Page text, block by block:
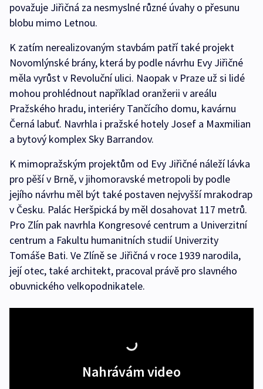
považuje Jiřičná za nesmyslné různé úvahy o přesunu
blobu mimo Letnou.
K zatím nerealizovaným stavbám patří také projekt
Novomlýnské brány, která by podle návrhu Evy Jiřičné
měla vyrůst v Revoluční ulici. Naopak v Praze už si lidé
mohou prohlédnout například oranžerii v areálu
Pražského hradu, interiéry Tančícího domu, kavárnu
Černá labuť. Navrhla i pražské hotely Josef a Maxmilian
a bytový komplex Sky Barrandov.
K mimopražským projektům od Evy Jiřičné náleží lávka
pro pěší v Brně, v jihomoravské metropoli by podle
jejího návrhu měl být také postaven nejvyšší mrakodrap
v Česku. Palác Heršpická by měl dosahovat 117 metrů.
Pro Zlín pak navrhla Kongresové centrum a Univerzitní
centrum a Fakultu humanitních studií Univerzity
Tomáše Bati. Ve Zlíně se Jiřičná v roce 1939 narodila,
její otec, také architekt, pracoval právě pro slavného
obuvnického velkopodnikatele.
Nahrávám video